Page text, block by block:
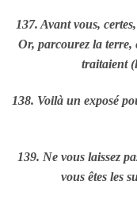
137. Avant vous,
Or, parcourez la terre,
traitaient
138. Voilà un exposé
139. Ne vous laissez
vous êtes les